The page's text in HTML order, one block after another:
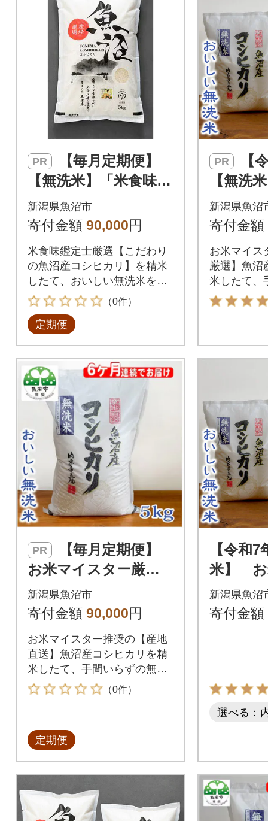
PR
【無洗米】「米食味鑑
定士 厳選」魚沼産コ
シヒカリ5kg全6回
新潟県魚沼市
寄付金額 90,000円
米食味鑑定士厳選【こだわり
の魚沼産コシヒカリ】を精米
したて、おいしい無洗米を定
期便でお届けします。
（0件）
定期便
PR
【無洗
スター
シヒカ
新潟県魚沼
寄付金額
お米マイス
厳選】魚沼
米したて、
米にしてお
PR
お米マイスター厳
選 魚沼産コシヒカ
リ(無洗米)5kg全6回
新潟県魚沼市
寄付金額 90,000円
お米マイスター推奨の【産地
直送】魚沼産コシヒカリを精
米したて、手間いらずの無洗
米にしてお届けします。
（0件）
定期便
【令和
米】 お
ー厳選
カリ
新潟県魚沼
寄付金額
選べる：